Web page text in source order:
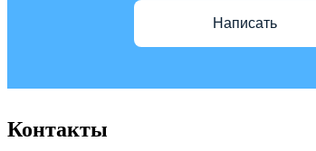
Написать
Контакты